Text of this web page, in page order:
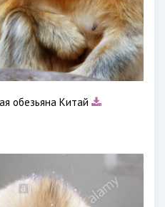
обезьяна Китай